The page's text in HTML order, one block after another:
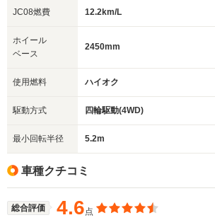
JC08燃費 12.2km/L
ホイール
ベース
2450mm
使用燃料 ハイオク
駆動方式 四輪駆動(4WD)
最小回転半径 5.2m
車種クチコミ
総合評価 4.6点